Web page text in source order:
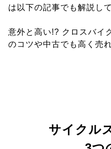
は以下の記事でも解説し
意外と高い!? クロスバイ
のコツや中古でも高く売
サイクル